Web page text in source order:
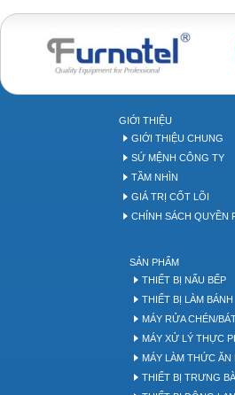
GIỚI THIỆU
GIỚI THIỆU CHUNG
SỨ MỆNH CÔNG TY
TẦM NHÌN
GIÁ TRỊ CỐT LÕI
CHÍNH SÁCH QUYỀN
SẢN PHẨM
THIẾT BỊ NẤU BẾP
THIẾT BỊ LÀM BÁNH
MÁY RỬA CHÉN/
MÁY XỬ LÝ THỰC
MÁY LÀM THỨC ĂN
THIẾT BỊ TRƯNG